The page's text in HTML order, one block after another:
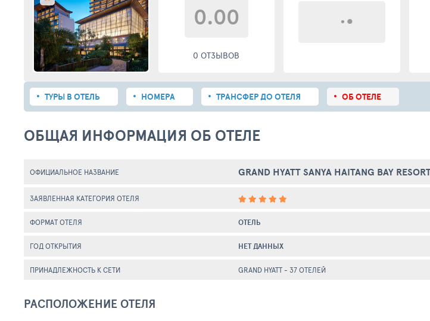
0.00
0 ОТЗЫВОВ
ТУРЫ В ОТЕЛЬ НОМЕРА ТРАНСФЕР ДО ОТЕЛЯ ОБ ОТЕЛЕ
ОБЩАЯ ИНФОРМАЦИЯ ОБ ОТЕЛЕ
ОФИЦИАЛЬНОЕ НАЗВАНИЕ GRAND HYATT SANYA HAITANG BAY
ЗАЯВЛЕННАЯ КАТЕГОРИЯ ОТЕЛЯ
ФОРМАТ ОТЕЛЯ ОТЕЛЬ
ГОД ОТКРЫТИЯ НЕТ ДАННЫХ
ПРИНАДЛЕЖНОСТЬ К СЕТИ GRAND HYATT- 37 ОТЕЛЕЙ
РАСПОЛОЖЕНИЕ ОТЕЛЯ